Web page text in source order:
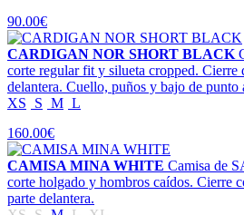
90.00€
CARDIGAN NOR SHORT BLACK
corte regular fit y silueta cropped. Cierre
delantera. Cuello, puños y bajo de punto
XS
S M L
160.00€
CAMISA MINA WHITE Camisa de
corte holgado y hombros caídos. Cierre
parte delantera.